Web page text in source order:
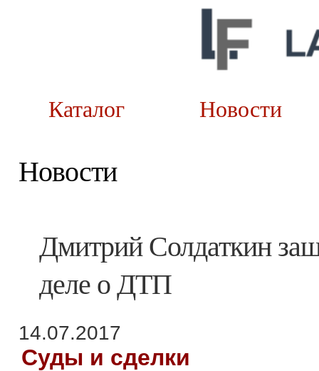
Каталог
Новости
Дмитрий Солдаткин
деле о ДТП
14.07.2017
Суды и сделки